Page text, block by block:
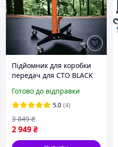
Підйомник для коробки
передач для СТО BLACK
для коробки передач для
СТО
Готово до відправки
5.0 (4)
2 949₴
3 849 ₴